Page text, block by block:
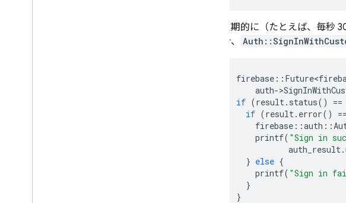
定期的に（たとえば、毎秒
合、
firebase ::
auth->
if (result. status() ==
if (result. error() ==
firebase ::auth ::
printf( "Sign in
auth_result.
} else {
printf( "Sign in
}
}